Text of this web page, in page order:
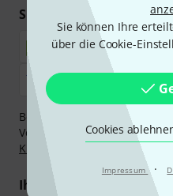
Sie können Ihre
über die Cookie-
Cookies
Impressum ·
Sicher einkaufen &
Bezahlen Sie vertraulich
Vorkasse, PayPal, Amazon
Klarna Ratenzahlung
oder
Ihre Vorteile